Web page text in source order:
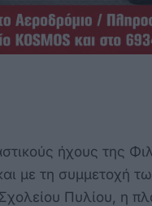
ήχους της
με τη συμμετοχή
Πυλίου, η